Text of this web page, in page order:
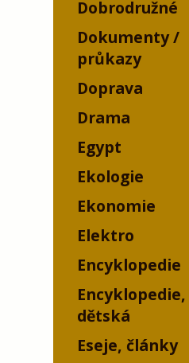
Dobrodružné
Dokumenty /
průkazy
Doprava
Drama
Egypt
Ekologie
Ekonomie
Elektro
Encyklopedie
Encyklopedie,
dětská
Eseje, články